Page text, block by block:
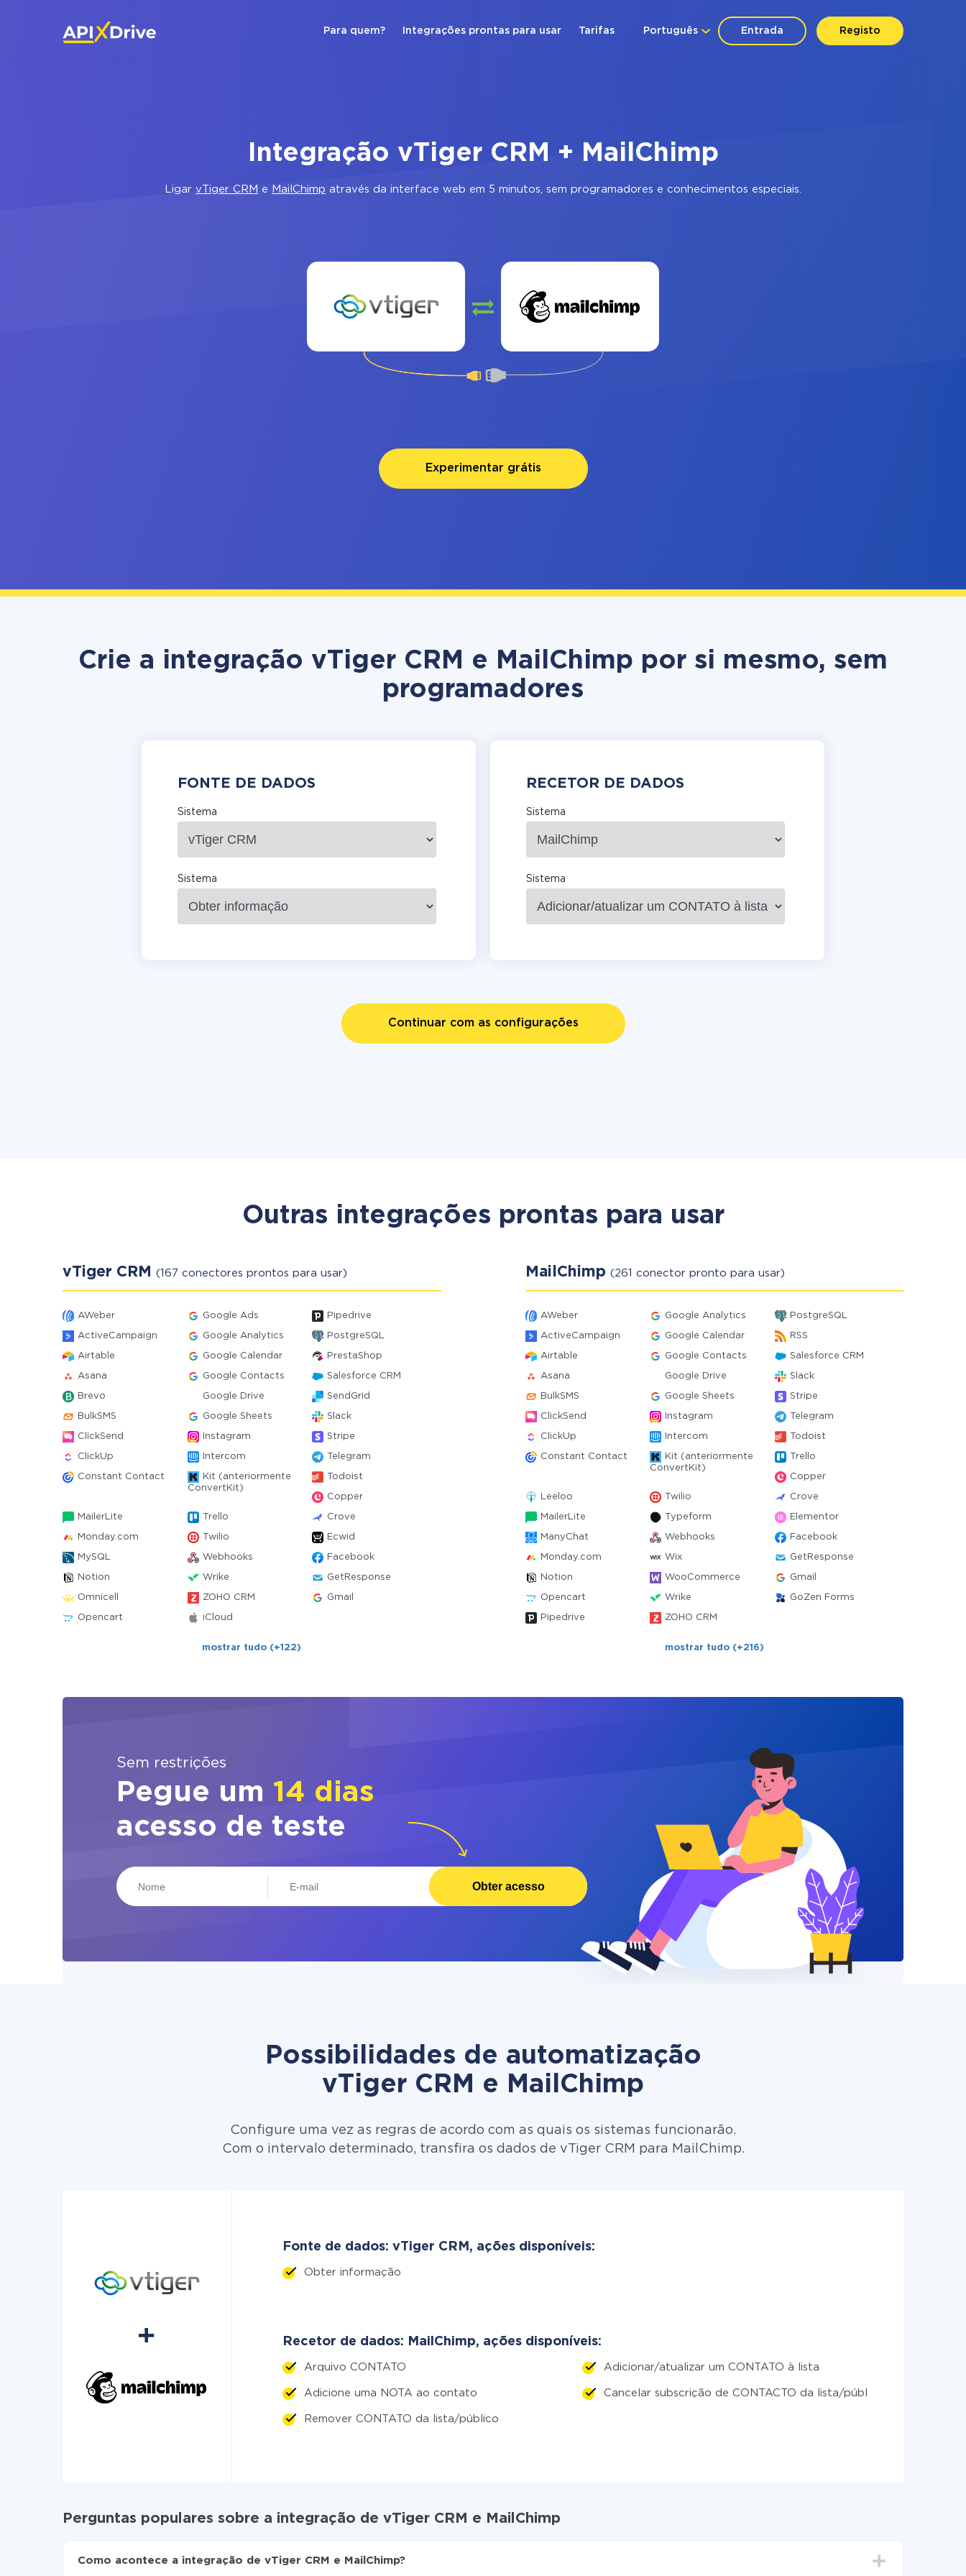
Entrada Registo
Português
Para quem? Integrações prontas para usar Tarifas
Integração vTiger CRM + MailChimp
Ligar vTiger CRM e MailChimp através da interface web em 5 minutos, sem programadores e conhecimentos especiais.
Experimentar grátis
Crie a integração vTiger CRM e MailChimp por si mesmo, sem
programadores
FONTE DE DADOS
Sistema
Sistema
RECETOR DE DADOS
Sistema
Sistema
Continuar com as configurações
Outras integrações prontas para usar
vTiger CRM (167 conectores prontos para usar)
AWeber Google Ads Pipedrive
ActiveCampaign Google Analytics PostgreSQL
Airtable Google Calendar PrestaShop
Asana Google Contacts Salesforce CRM
Brevo Google Drive SendGrid
BulkSMS Google Sheets Slack
ClickSend Instagram Stripe
ClickUp Intercom Telegram
Constant Contact
Kit (anteriormente
ConvertKit)
Todoist
Copper
MailerLite Trello Crove
Monday.com Twilio Ecwid
MySQL Webhooks Facebook
Notion Wrike GetResponse
Omnicell ZOHO CRM Gmail
Opencart iCloud
mostrar tudo (+122)
MailChimp (261 conector pronto para usar)
AWeber Google Analytics PostgreSQL
ActiveCampaign Google Calendar RSS
Airtable Google Contacts Salesforce CRM
Asana Google Drive Slack
BulkSMS Google Sheets Stripe
ClickSend Instagram Telegram
ClickUp Intercom Todoist
Constant Contact
Kit (anteriormente
ConvertKit)
Trello
Copper
Leeloo Twilio Crove
MailerLite Typeform Elementor
ManyChat Webhooks Facebook
Monday.com Wix GetResponse
Notion WooCommerce Gmail
Opencart Wrike GoZen Forms
Pipedrive ZOHO CRM
mostrar tudo (+216)
Sem restrições
Pegue um 14 dias
acesso de teste
Obter acesso
Possibilidades de automatização
vTiger CRM e MailChimp
Configure uma vez as regras de acordo com as quais os sistemas funcionarão.
Com o intervalo determinado, transfira os dados de vTiger CRM para MailChimp.
Fonte de dados: vTiger CRM, ações disponíveis:
Obter informação
Recetor de dados: MailChimp, ações disponíveis:
Arquivo CONTATO Adicionar/atualizar um CONTATO à lista
Adicione uma NOTA ao contato Cancelar subscrição de CONTACTO da lista/público
Remover CONTATO da lista/público
Perguntas populares sobre a integração de vTiger CRM e MailChimp
Como acontece a integração de vTiger CRM e MailChimp?